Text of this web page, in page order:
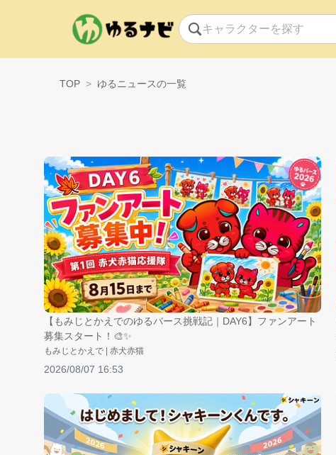
TOP ゆるニュースの一覧
【もみじとかえでのゆるバース挑戦記｜DAY6】ファンアート
募集スタート！🎨✨
もみじとかえで | 赤犬赤猫
2026/08/07 16:53